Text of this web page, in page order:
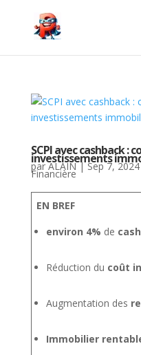
SCPI avec cashback :
investissements
parALAIN|Sep 7, 2024
Financière
EN BREF
environ 4% de
Réduction du coût
Augmentation des
Immobilier